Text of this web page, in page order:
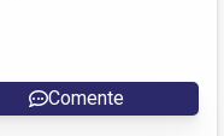
Comente